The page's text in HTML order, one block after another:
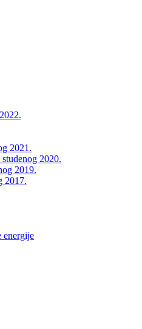
2021.
2020.
2019.
2017.
energije